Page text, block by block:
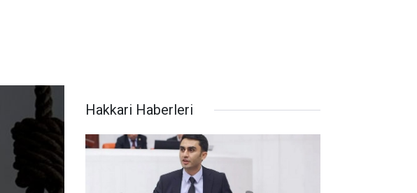
Hakkari Haberleri